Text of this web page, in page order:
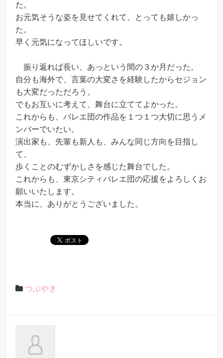
た。
お元気そうな姿を見せてくれて、とっても嬉しかっ
た。
早く元気になってほしいです。
振り返れば長い、あっという間の３か月だった。
自分も海外で、言葉の大変さを経験したからセジョン
も大変だっただろう。
でもお互いに考えて、舞台に立ててよかった。
これからも、バレエ団の作品を１つ１つ大切に思うメ
ンバーでいたい。
演出家も、先輩も新人も、みんな同じ方向を目指し
て、
歩くことのむずかしさを感じた舞台でした。
これからも、東京シティバレエ団の応援をよろしくお
願いいたします。
本当に、ありがとうございました。
つぶやき